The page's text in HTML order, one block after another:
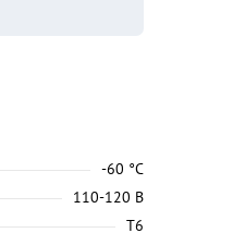
-60 °C
110-120 В
Т6